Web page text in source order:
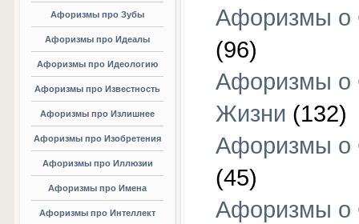
Афоризмы про Зубы
Афоризмы про Идеалы
Афоризмы про Идеологию
Афоризмы про Известность
Афоризмы про Излишнее
Афоризмы про Изобретения
Афоризмы про Иллюзии
Афоризмы про Имена
Афоризмы про Интеллект
Афоризмы о
(96)
Афоризмы о
Жизни (132)
Афоризмы о
(45)
Афоризмы о